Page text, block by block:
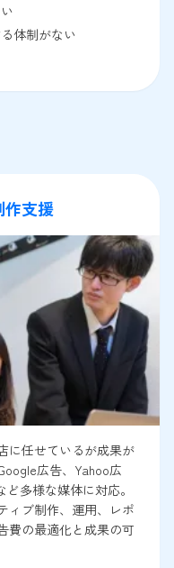
体制がない
作支援
に任せているが成果が
広告、Yahoo広
多様な媒体に対応。
ィブ制作、運用、レポ
費の最適化と成果の可